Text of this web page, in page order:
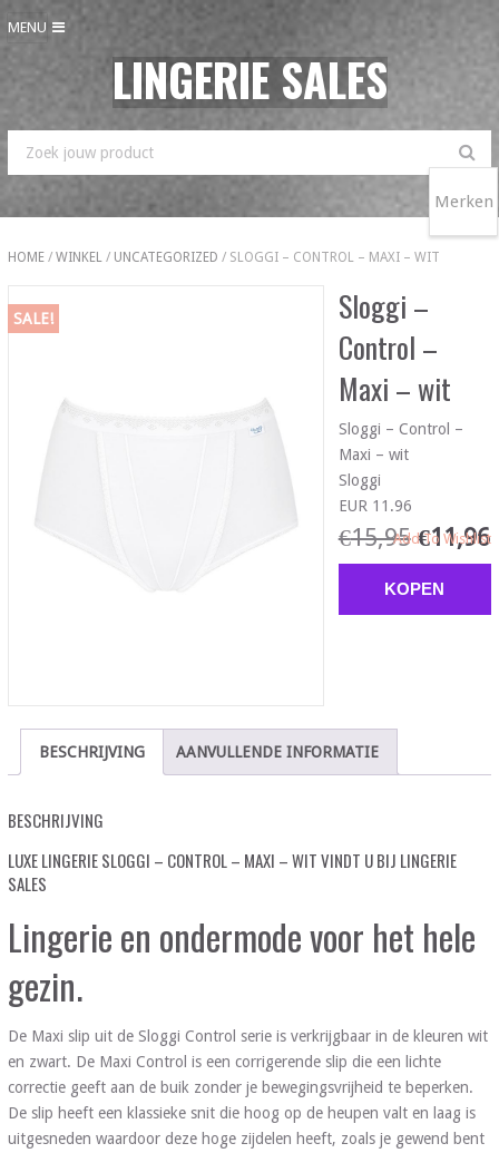
MENU
LINGERIE SALES
HOME/ WINKEL/ UNCATEGORIZED / SLOGGI – CONTROL – MAXI – WIT
SALE!
Sloggi –
Control –
Maxi – wit
Sloggi – Control –
Maxi – wit
Sloggi
EUR 11.96
€15,95 €11,96
KOPEN
Add To Wishlist
BESCHRIJVING AANVULLENDE INFORMATIE
BESCHRIJVING
LUXE LINGERIE SLOGGI – CONTROL – MAXI – WIT VINDT U BIJ LINGERIE
SALES
Lingerie en ondermode voor het hele
gezin.
De Maxi slip uit de Sloggi Control serie is verkrijgbaar in de kleuren wit
en zwart. De Maxi Control is een corrigerende slip die een lichte
correctie geeft aan de buik zonder je bewegingsvrijheid te beperken.
De slip heeft een klassieke snit die hoog op de heupen valt en laag is
uitgesneden waardoor deze hoge zijdelen heeft, zoals je gewend bent
Merken